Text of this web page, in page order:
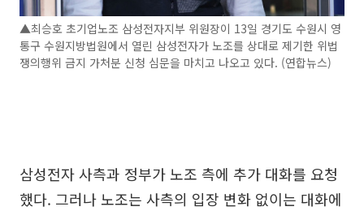
▲최승호 초기업노조 삼성전자지부 위원장이 13일 경기도 수원시 영
통구 수원지방법원에서 열린 삼성전자가 노조를 상대로 제기한 위법
쟁의행위 금지 가처분 신청 심문을 마치고 나오고 있다. (연합뉴스)
삼성전자 사측과 정부가 노조 측에 추가 대화를 요청
했다. 그러나 노조는 사측의 입장 변화 없이는 대화에